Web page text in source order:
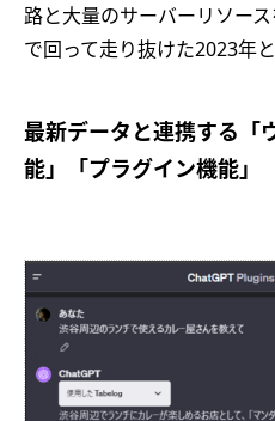
路と大量のサーバーリソー
で回って走り抜けた2023年
最新データと連携する「
能」「プラグイン機能」